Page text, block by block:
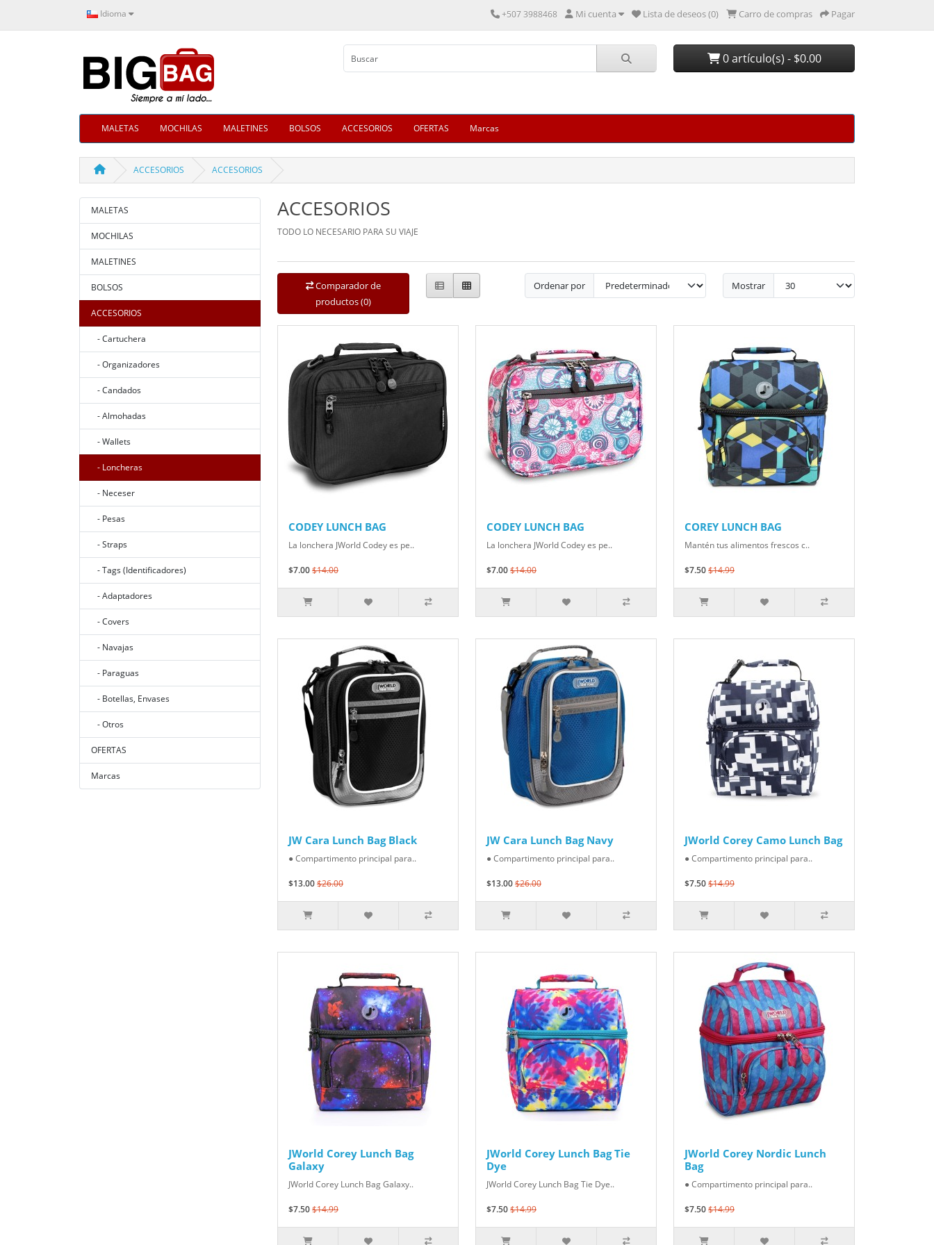
Idioma +507 3988468 Mi cuenta Lista de deseos (0) Carro de compras Pagar
0 artículo(s) - $0.00
MALETAS MOCHILAS MALETINES BOLSOS ACCESORIOS OFERTAS Marcas
ACCESORIOS ACCESORIOS
MALETAS
MOCHILAS
MALETINES
BOLSOS
ACCESORIOS
- Cartuchera
- Organizadores
- Candados
- Almohadas
- Wallets
- Loncheras
- Neceser
- Pesas
- Straps
- Tags (Identificadores)
- Adaptadores
- Covers
- Navajas
- Paraguas
- Botellas, Envases
- Otros
OFERTAS
Marcas
ACCESORIOS
TODO LO NECESARIO PARA SU VIAJE
Comparador de
productos (0)
Ordenar por Mostrar
CODEY LUNCH BAG
La lonchera JWorld Codey es pe..
$7.00$14.00
CODEY LUNCH BAG
La lonchera JWorld Codey es pe..
$7.00$14.00
COREY LUNCH BAG
Mantén tus alimentos frescos c..
$7.50$14.99
JW Cara Lunch Bag Black
● Compartimento principal para..
$13.00$26.00
JW Cara Lunch Bag Navy
● Compartimento principal para..
$13.00$26.00
JWorld Corey Camo Lunch Bag
● Compartimento principal para..
$7.50$14.99
JWorld Corey Lunch Bag
Galaxy
JWorld Corey Lunch Bag Galaxy..
$7.50$14.99
JWorld Corey Lunch Bag Tie
Dye
JWorld Corey Lunch Bag Tie Dye..
$7.50$14.99
JWorld Corey Nordic Lunch
Bag
● Compartimento principal para..
$7.50$14.99